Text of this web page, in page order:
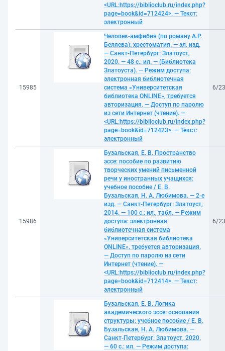
<URL:https://biblioclub.ru/index.php?
page=book&id=712424>. — Текст:
электронный
15985
Человек-амфибия (по роману А.Р.
Беляева): хрестоматия. — эл. изд.
— Санкт-Петербург: Златоуст,
2020. — 48 с.: ил. — (Библиотека
Златоуста). — Режим доступа:
электронная библиотечная
система «Университетская
библиотека ONLINE», требуется
авторизация. — Доступ по паролю
из сети Интернет (чтение). —
<URL:https://biblioclub.ru/index.php?
page=book&id=712423>. — Текст:
электронный
6/
15986
Бузальская, Е. В. Пространство
эссе: пособие по развитию
творческих умений письменной
речи у иностранных учащихся:
учебное пособие / Е. В.
Бузальская, Н. А. Любимова. — 2-е
изд. — Санкт-Петербург: Златоуст,
2014. — 100 с.: ил., табл. — Режим
доступа: электронная
библиотечная система
«Университетская библиотека
ONLINE», требуется авторизация.
— Доступ по паролю из сети
Интернет (чтение). —
<URL:https://biblioclub.ru/index.php?
page=book&id=712414>. — Текст:
электронный
6/
Бузальская, Е. В. Логика
академического эссе: основания
структуры: учебное пособие / Е. В.
Бузальская, Н. А. Любимова. —
Санкт-Петербург: Златоуст, 2020.
— 60 с.: ил. — Режим доступа: